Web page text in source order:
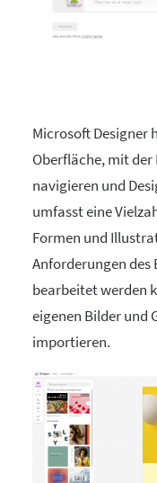
Microsoft Designer
Oberfläche, mit der
navigieren und
umfasst eine
Formen und
Anforderungen des
bearbeitet werden
eigenen Bilder und
importieren.